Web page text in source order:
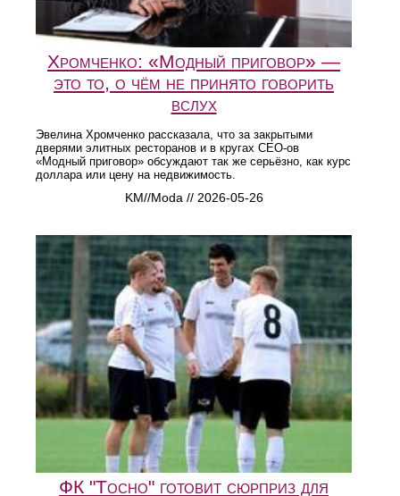
Хромченко: «Модный приговор» —
это то, о чём не принято говорить
вслух
Эвелина Хромченко рассказала, что за закрытыми
дверями элитных ресторанов и в кругах CEO-ов
«Модный приговор» обсуждают так же серьёзно, как курс
доллара или цену на недвижимость.
KM//Moda // 2026-05-26
ФК "Тосно" готовит сюрприз для